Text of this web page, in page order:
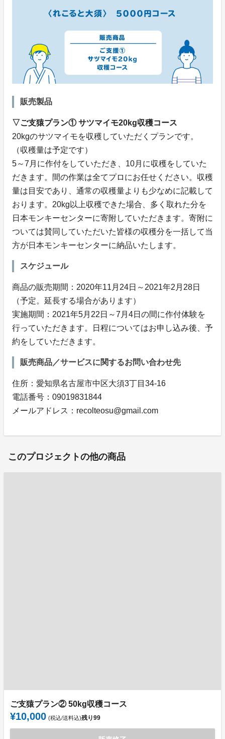
販売製品
▽ご支猿プラン① サツマイモ20kg収穫コース
20kgのサツマイモを収穫していただくプランです。
（収穫量は予定です）
5～7月に作付をしていただき、10月に収穫をしていた
だきます。間の作業は全てプロにお任せください。収穫
量は目安であり、通常の収穫量よりも少なめに記載して
おります。20kg以上収穫できた場合、多く取れた分を
日本モンキーセンターに寄附していただきます。寄附に
ついては賛同していただいた皆様の収穫分を一括して当
方が日本モンキーセンターに納品いたします。
スケジュール
商品の販売期間：2020年11月24日～2021年2月28日
（予定。延長する場合があります）
実施期間：2021年5月22日～7月4日の間に作付体験を
行っていただきます。日程についてはお申し込み後、予
約をしていただきます。
販売商品／サービスに関するお問い合わせ先
住所：愛知県名古屋市中区大須3丁目34-16
電話番号：09019831844
メールアドレス：recolteosu@gmail.com
このプロジェクトの他の商品
ご支猿プラン② 50kg収穫コース
¥10,000 (税込/送料込)残り99